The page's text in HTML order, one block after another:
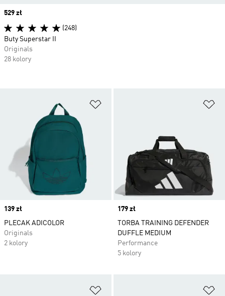
Price
139 zł
PLECAK ADICOLOR
Originals
2 kolory
Price
179 zł
TORBA TRAINING DEFENDER
DUFFLE MEDIUM
Performance
5 kolory
Price
529 zł
(248)
Buty Superstar II
Originals
28 kolory